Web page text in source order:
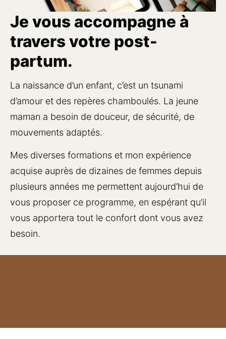
Je vous accompagne à
travers votre post-
partum.
La naissance d’un enfant, c’est un tsunami
d’amour et des repères chamboulés. La jeune
maman a besoin de douceur, de sécurité, de
mouvements adaptés.
Mes diverses formations et mon expérience
acquise auprès de dizaines de femmes depuis
plusieurs années me permettent aujourd’hui de
vous proposer ce programme, en espérant qu’il
vous apportera tout le confort dont vous avez
besoin.